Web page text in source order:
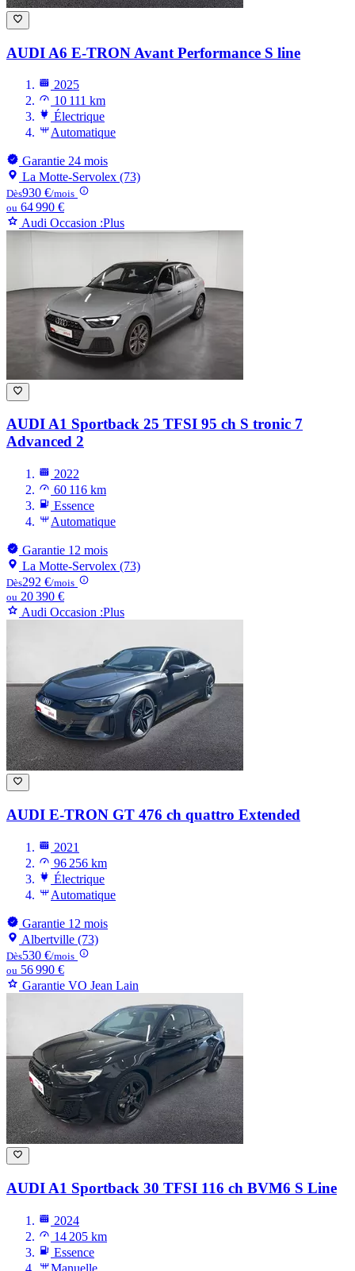
AUDI A6 E-TRON Avant Performance S line
2025
10 111 km
Électrique
Automatique
Garantie 24 mois
La Motte-Servolex (73)
Dès930 €/mois
ou 64 990 €
Audi Occasion :Plus
AUDI A1 Sportback 25 TFSI 95 ch S tronic 7
Advanced 2
2022
60 116 km
Essence
Automatique
Garantie 12 mois
La Motte-Servolex (73)
Dès292 €/mois
ou 20 390 €
Audi Occasion :Plus
AUDI E-TRON GT 476 ch quattro Extended
2021
96 256 km
Électrique
Automatique
Garantie 12 mois
Albertville (73)
Dès530 €/mois
ou 56 990 €
Garantie VO Jean Lain
AUDI A1 Sportback 30 TFSI 116 ch BVM6 S Line
2024
14 205 km
Essence
Manuelle